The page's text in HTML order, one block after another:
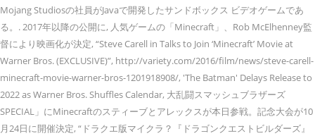
Mojang Studiosの社員がJavaで開発したサンドボックス ビデオゲームであ
る。. 2017年以降の公開に, 人気ゲームの「Minecraft」、Rob McElhenney監
督により映画化が決定, “Steve Carell in Talks to Join ‘Minecraft’ Movie at
Warner Bros. (EXCLUSIVE)”, http://variety.com/2016/film/news/steve-carell-
minecraft-movie-warner-bros-1201918908/, 'The Batman' Delays Release to
2022 as Warner Bros. Shuffles Calendar, 大乱闘スマッシュブラザーズ
SPECIAL」にMinecraftのスティーブとアレックスが本日参戦。記念大会が10
月24日に開催決定, “ドラクエ版マイクラ？『ドラゴンクエストビルダーズ』